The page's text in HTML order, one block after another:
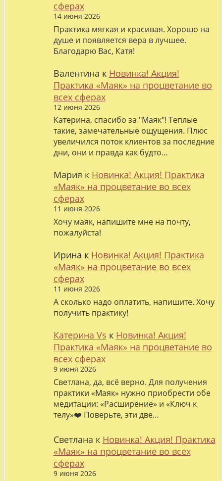
сферах
14 июня 2026
Практика мягкая и красивая. Хорошо на
душе и появляется вера в лучшее.
Благодарю Вас, Катя!
Валентина к Новинка! Акция!
Практика «Маяк» на процветание во
всех сферах
12 июня 2026
Катерина, спасибо за "Маяк"! Теплые
такие, замечательные ощущения. Плюс
увеличился поток клиентов за последние
дни, они и правда как будто…
Мария к Новинка! Акция! Практика
«Маяк» на процветание во всех
сферах
11 июня 2026
Хочу маяк, напишите мне на почту,
пожалуйста!
Ирина к Новинка! Акция! Практика
«Маяк» на процветание во всех
сферах
11 июня 2026
А сколько надо оплатить, напишите. Хочу
получить практику!
Катерина Vs к Новинка! Акция!
Практика «Маяк» на процветание во
всех сферах
9 июня 2026
Светлана, да, всё верно. Для получения
практики «Маяк» нужно приобрести обе
медитации: «Расширение» и «Ключ к
телу»❤️ Поверьте, эти две…
Светлана к Новинка! Акция! Практика
«Маяк» на процветание во всех
сферах
9 июня 2026